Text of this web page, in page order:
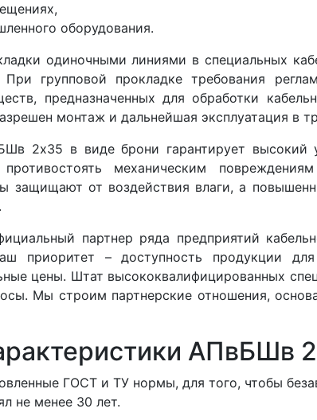
оборудования.
одиночными линиями в специальных
групповой прокладке требования
предназначенных для обработки
монтаж и дальнейшая эксплуатация в
2x35 в виде брони гарантирует высокий
противостоять механическим
защищают от воздействия влаги, а
партнер ряда предприятий
приоритет – доступность продукции для
цены. Штат высококвалифицированных
Мы строим партнерские отношения,
АПвБШв
ГОСТ и ТУ нормы, для того, чтобы
не менее 30 лет.